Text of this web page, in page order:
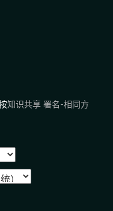
知识共享 署名-相同方